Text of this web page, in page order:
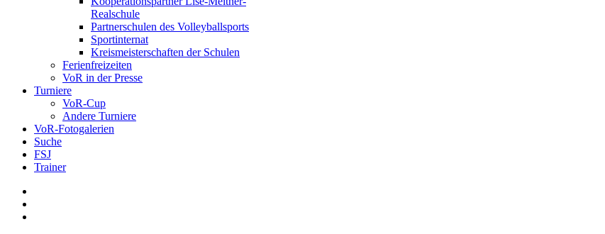
Realschule
Partnerschulen des Volleyballsports
Sportinternat
Kreismeisterschaften der Schulen
Ferienfreizeiten
VoR in der Presse
Turniere
VoR-Cup
Andere Turniere
VoR-Fotogalerien
Suche
FSJ
Trainer